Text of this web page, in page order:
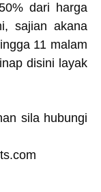
dari harga
sajian akana
11 malam
disini layak
sila hubungi